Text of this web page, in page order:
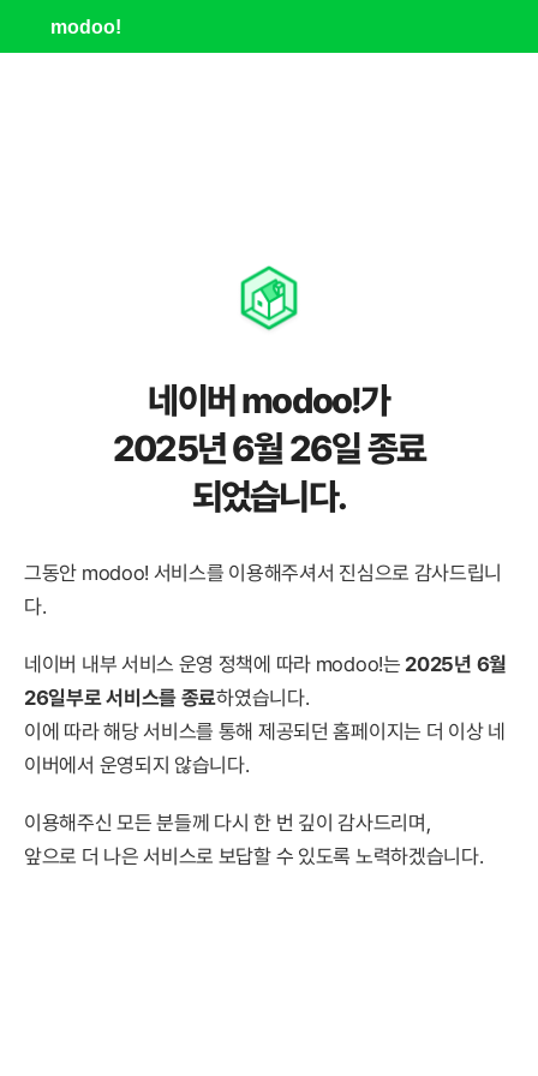
modoo!
네이버 modoo!가
2025년 6월 26일 종료
되었습니다.
그동안 modoo! 서비스를 이용해주셔서 진심으로 감사드립니
다.
네이버 내부 서비스 운영 정책에 따라 modoo!는 2025년 6월
26일부로 서비스를 종료하였습니다.
이에 따라 해당 서비스를 통해 제공되던 홈페이지는 더 이상 네
이버에서 운영되지 않습니다.
이용해주신 모든 분들께 다시 한 번 깊이 감사드리며,
앞으로 더 나은 서비스로 보답할 수 있도록 노력하겠습니다.